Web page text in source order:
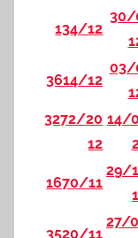
134/12
3614/12
3272/20
12
14/
1670/11
29/
1
3520/11
27/